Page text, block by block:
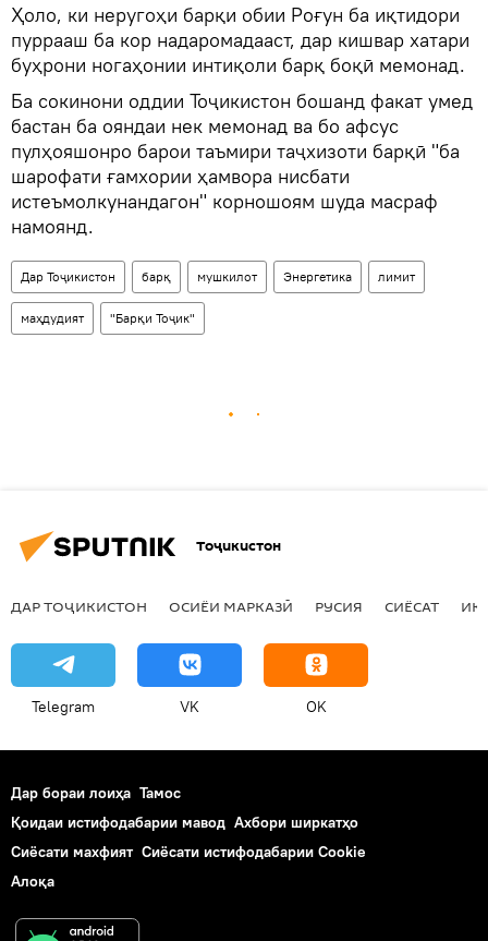
Ҳоло, ки неругоҳи барқи обии Роғун ба иқтидори
пуррааш ба кор надаромадааст, дар кишвар хатари
буҳрони ногаҳонии интиқоли барқ боқӣ мемонад.
Ба сокинони оддии Тоҷикистон бошанд факат умед
бастан ба ояндаи нек мемонад ва бо афсус
пулҳояшонро барои таъмири таҷхизоти барқӣ "ба
шарофати ғамхории ҳамвора нисбати
истеъмолкунандагон" корношоям шуда масраф
намоянд.
Дар Тоҷикистон барқ мушкилот Энергетика лимит
маҳдудият "Барқи Тоҷик"
Тоҷикистон
ДАР ТОҶИКИСТОН ОСИЁИ МАРКАЗӢ РУСИЯ СИЁСАТ
Telegram VK OK
Дар бораи лоиҳа Тамос
Қоидаи истифодабарии мавод Ахбори ширкатҳо
Сиёсати махфият Сиёсати истифодабарии Cookie
Алоқа